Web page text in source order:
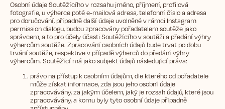
Osobní údaje Soutěžícího v rozsahu jméno, příjmení, profilová
fotografie, u výherce poté e-mailová adresa, telefonní číslo a adresa
pro doručování, případně další údaje uvolněné v rámci Instagram
permission dialogu, budou zpracovány pořadatelem soutěže jako
správcem, a to pro účely účasti Soutěžícího v soutěži a předání výhry
výhercům soutěže. Zpracování osobních údajů bude trvat po dobu
trvání soutěže, respektive v případě výherců do předání výhry
výhercům. Soutěžící má jako subjekt údajů následující práva:
právo na přístup k osobním údajům, dle kterého od pořadatele
může získat informace, zda jsou jeho osobní údaje
zpracovávány, za jakým účelem, jaký je rozsah údajů, které jsou
zpracovávány, a komu byly tyto osobní údaje případně